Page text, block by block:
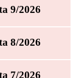
9/2026
8/2026
7/2026